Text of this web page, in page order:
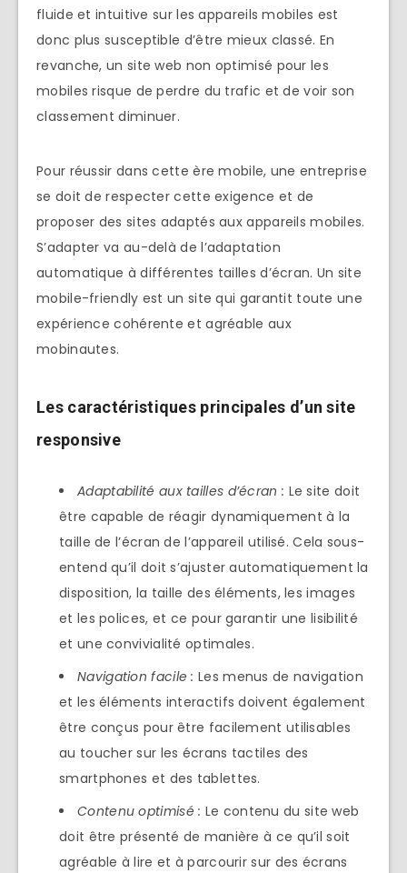
fluide et intuitive sur les appareils mobiles est
donc plus susceptible d’être mieux classé. En
revanche, un site web non optimisé pour les
mobiles risque de perdre du trafic et de voir son
classement diminuer.
Pour réussir dans cette ère mobile, une entreprise
se doit de respecter cette exigence et de
proposer des sites adaptés aux appareils mobiles.
S’adapter va au-delà de l’adaptation
automatique à différentes tailles d’écran. Un site
mobile-friendly est un site qui garantit toute une
expérience cohérente et agréable aux
mobinautes.
Les caractéristiques principales d’un site
responsive
Adaptabilité aux tailles d’écran : Le site doit
être capable de réagir dynamiquement à la
taille de l’écran de l’appareil utilisé. Cela sous-
entend qu’il doit s’ajuster automatiquement la
disposition, la taille des éléments, les images
et les polices, et ce pour garantir une lisibilité
et une convivialité optimales.
Navigation facile : Les menus de navigation
et les éléments interactifs doivent également
être conçus pour être facilement utilisables
au toucher sur les écrans tactiles des
smartphones et des tablettes.
Contenu optimisé : Le contenu du site web
doit être présenté de manière à ce qu’il soit
agréable à lire et à parcourir sur des écrans